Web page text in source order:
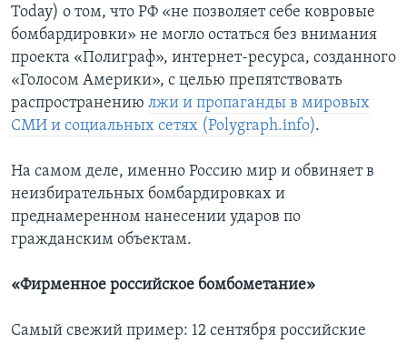
Today) о том, что РФ «не позволяет себе ковровые
бомбардировки» не могло остаться без внимания
проекта «Полиграф», интернет-ресурса, созданного
«Голосом Америки», с целью препятствовать
распространению лжи и пропаганды в мировых
СМИ и социальных сетях (Polygraph.info).
На самом деле, именно Россию мир и обвиняет в
неизбирательных бомбардировках и
преднамеренном нанесении ударов по
гражданским объектам.
«Фирменное российское бомбометание»
Самый свежий пример: 12 сентября российские